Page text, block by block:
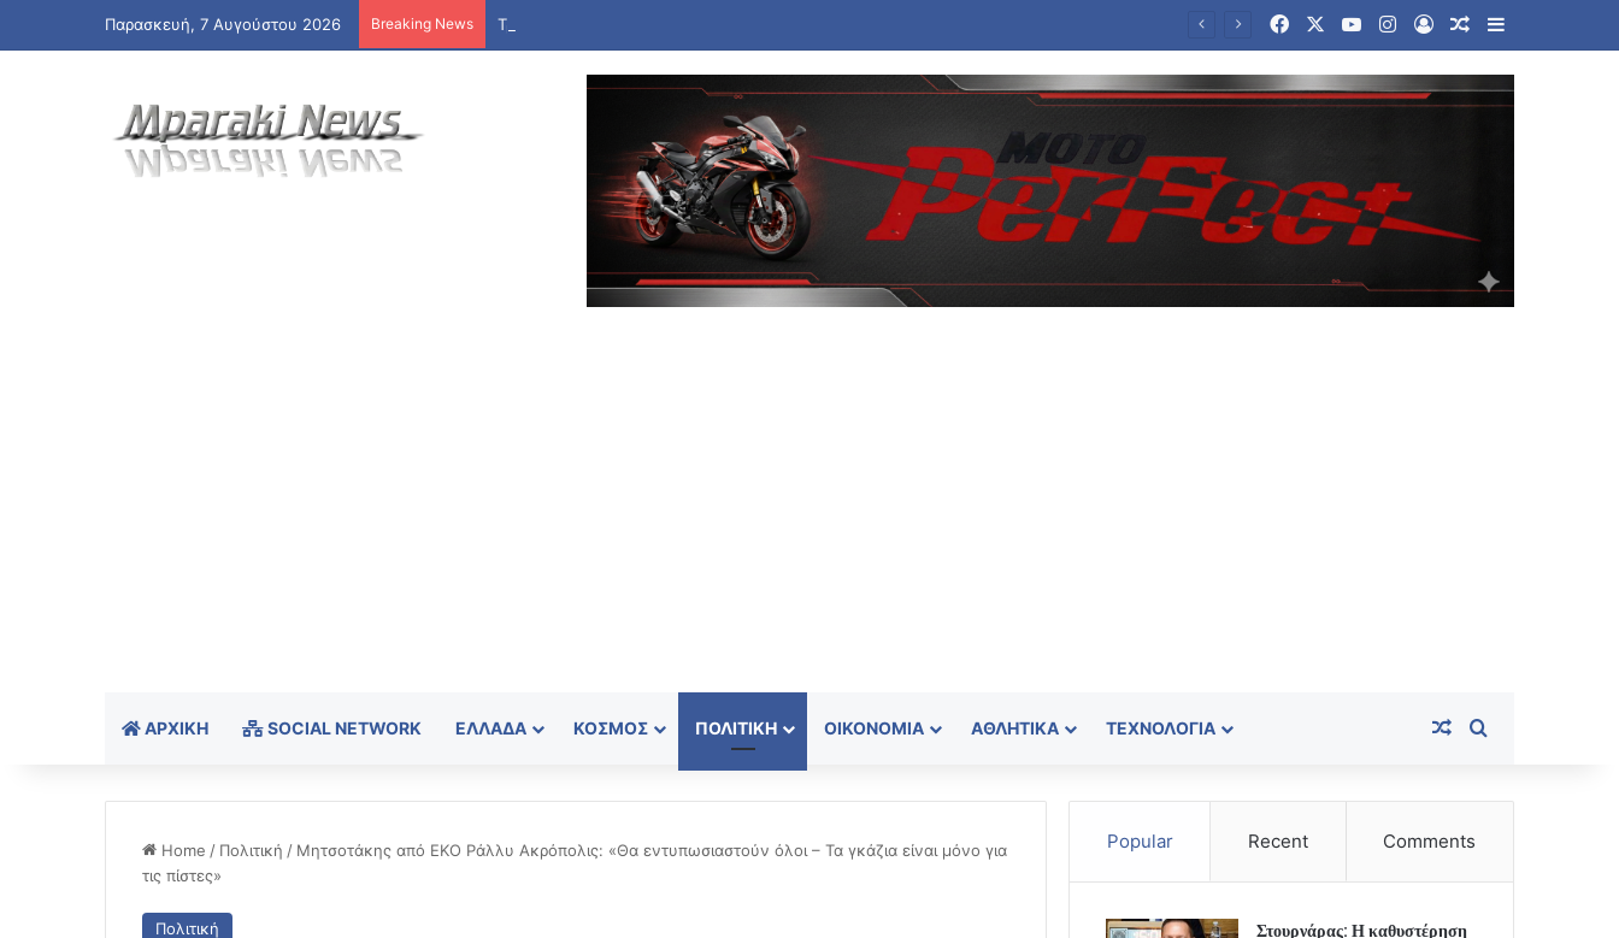
Παρασκευή, 7 Αυγούστου 2026 Breaking News FacebookYouTubeInstagram
Log InRandom Article
Sidebar
ΑΡΧΙΚΉ SOCIAL NETWORK ΕΛΛΆΔΑ ΚΌΣΜΟΣ ΠΟΛΙΤΙΚΉ ΟΙΚΟΝΟΜΊΑ ΑΘΛΗΤΙΚΆ ΤΕΧΝΟΛΟΓΊΑ Random Article
Home / Πολιτική / Μητσοτάκης από ΕΚΟ Ράλλυ Ακρόπολις: «Θα εντυπωσιαστούν όλοι – Τα γκάζια είναι μόνο για
τις πίστες»
Πολιτική
Popular Recent Comments
Στουρνάρας: Η καθυστέρηση